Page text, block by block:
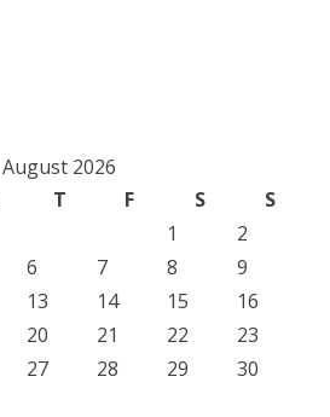
August 2026
T F S
S
1
2
6 7 8
9
13 14 15
16
20 21 22
23
27 28 29
30